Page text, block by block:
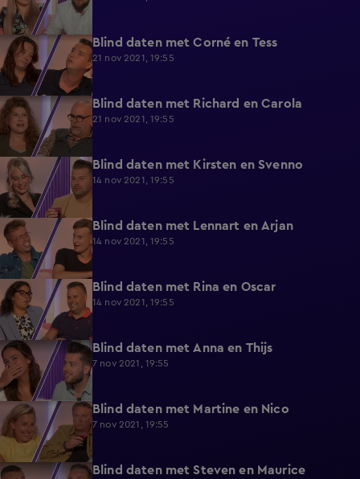
9:57 Blind daten met Corné en Tess
21 nov 2021, 19:55
10:14 Blind daten met Richard en Carola
21 nov 2021, 19:55
8:42 Blind daten met Kirsten en Svenno
14 nov 2021, 19:55
9:08 Blind daten met Lennart en Arjan
14 nov 2021, 19:55
9:53 Blind daten met Rina en Oscar
14 nov 2021, 19:55
9:23 Blind daten met Anna en Thijs
7 nov 2021, 19:55
9:43 Blind daten met Martine en Nico
7 nov 2021, 19:55
9:40 Blind daten met Steven en Maurice